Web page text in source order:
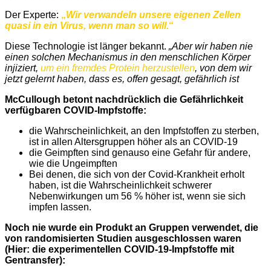
Der Experte: „Wir verwandeln unsere eigenen Zellen
quasi in ein Virus, wenn man so will.“
Diese Technologie ist länger bekannt. „Aber wir haben nie
einen solchen Mechanismus in den menschlichen Körper
injiziert, um ein fremdes Protein herzustellen, von dem wir
jetzt gelernt haben, dass es, offen gesagt, gefährlich ist
McCullough betont nachdrücklich die Gefährlichkeit
verfügbaren COVID-Impfstoffe:
die Wahrscheinlichkeit, an den Impfstoffen zu sterben,
ist in allen Altersgruppen höher als an COVID-19
die Geimpften sind genauso eine Gefahr für andere,
wie die Ungeimpften
Bei denen, die sich von der Covid-Krankheit erholt
haben, ist die Wahrscheinlichkeit schwerer
Nebenwirkungen um 56 % höher ist, wenn sie sich
impfen lassen.
Noch nie wurde ein Produkt an Gruppen verwendet, die
von randomisierten Studien ausgeschlossen waren
(Hier: die experimentellen COVID-19-Impfstoffe mit
Gentransfer):